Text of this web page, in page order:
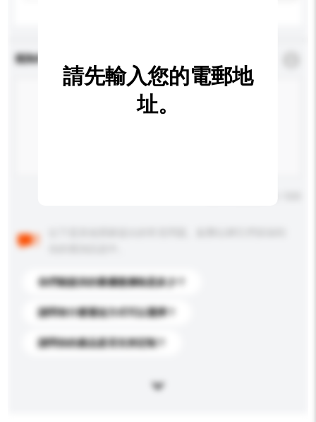
查詢內容
你們能提供的最優惠價格是多少？
請問有什麼運送方式可以選擇？
請問你的產品是否支持定制？
請先輸入您的電郵地
址。